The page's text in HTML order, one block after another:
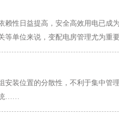
性日益提高，安全高效用电已成
单位来说，变配电房管理尤为重
的管理人员不得不采用24小时专人
安装位置的分散性，不利于集中管
统……